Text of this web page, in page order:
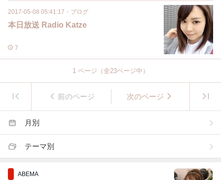
2017-05-08 05:41:17 ・ ブログ
本日放送 Radio Katze
7
1 ページ（全23ページ中）
前のページ 次のページ
月別
テーマ別
ABEMA